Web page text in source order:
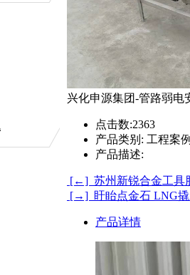
兴化申源集团-管路弱电
点击数:2363
产品类别: 工程案
产品描述:
[←] 苏州新锐合金工具
[→] 盱眙点金石 LNG撬
产品详情